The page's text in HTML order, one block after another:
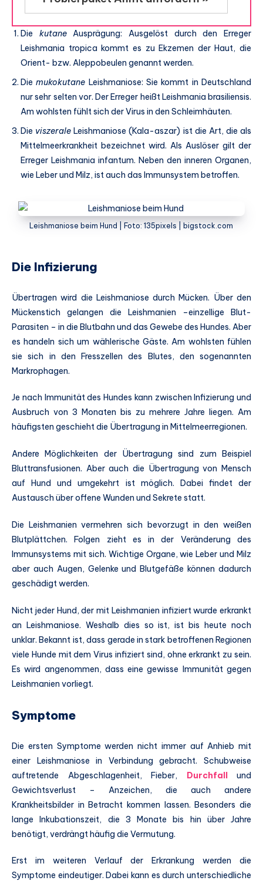
Die kutaneAusprägung: Ausgelöst durch den Erreger
Leishmania tropica kommt es zu Ekzemen der Haut, die
Orient- bzw. Aleppobeulen genannt werden.
Diemukokutane Leishmaniose: Sie kommt in Deutschland
nur sehr selten vor. Der Erreger heißt Leishmania brasiliensis.
Am wohlsten fühlt sich der Virus in den Schleimhäuten.
Die viszerale Leishmaniose (Kala-aszar) ist die Art, die als
Mittelmeerkrankheit bezeichnet wird. Als Auslöser gilt der
Erreger Leishmania infantum. Neben den inneren Organen,
wie Leber und Milz, ist auch das Immunsystem betroffen.
Leishmaniose beim Hund | Foto: 135pixels | bigstock.com
Die Infizierung
Übertragen wird die Leishmaniose durch Mücken. Über den
Mückenstich gelangen die Leishmanien –einzellige Blut-
Parasiten – in die Blutbahn und das Gewebe des Hundes. Aber
es handeln sich um wählerische Gäste. Am wohlsten fühlen
sie sich in den Fresszellen des Blutes, den sogenannten
Markrophagen.
Je nach Immunität des Hundes kann zwischen Infizierung und
Ausbruch von 3 Monaten bis zu mehrere Jahre liegen. Am
häufigsten geschieht die Übertragung in Mittelmeerregionen.
Andere Möglichkeiten der Übertragung sind zum Beispiel
Bluttransfusionen. Aber auch die Übertragung von Mensch
auf Hund und umgekehrt ist möglich. Dabei findet der
Austausch über offene Wunden und Sekrete statt.
Die Leishmanien vermehren sich bevorzugt in den weißen
Blutplättchen. Folgen zieht es in der Veränderung des
Immunsystems mit sich. Wichtige Organe, wie Leber und Milz
aber auch Augen, Gelenke und Blutgefäße können dadurch
geschädigt werden.
Nicht jeder Hund, der mit Leishmanien infiziert wurde erkrankt
an Leishmaniose. Weshalb dies so ist, ist bis heute noch
unklar. Bekannt ist, dass gerade in stark betroffenen Regionen
viele Hunde mit dem Virus infiziert sind, ohne erkrankt zu sein.
Es wird angenommen, dass eine gewisse Immunität gegen
Leishmanien vorliegt.
Symptome
Die ersten Symptome werden nicht immer auf Anhieb mit
einer Leishmaniose in Verbindung gebracht. Schubweise
auftretende Abgeschlagenheit, Fieber, Durchfallund
Gewichtsverlust – Anzeichen, die auch andere
Krankheitsbilder in Betracht kommen lassen. Besonders die
lange Inkubationszeit, die 3 Monate bis hin über Jahre
benötigt, verdrängt häufig die Vermutung.
Erst im weiteren Verlauf der Erkrankung werden die
Symptome eindeutiger. Dabei kann es durch unterschiedliche